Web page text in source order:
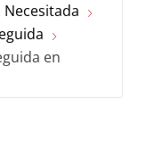
Necesitada
en